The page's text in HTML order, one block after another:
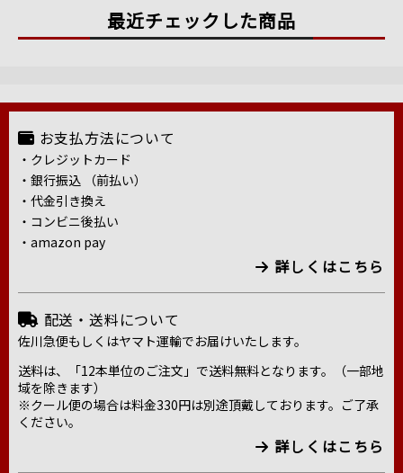
最近チェックした商品
お支払方法について
・クレジットカード
・銀行振込 （前払い）
・代金引き換え
・コンビニ後払い
・amazon pay
詳しくはこちら
配送・送料について
佐川急便もしくはヤマト運輸でお届けいたします。
送料は、「12本単位のご注文」で送料無料となります。（一部地
域を除きます）
※クール便の場合は料金330円は別途頂戴しております。ご了承
ください。
詳しくはこちら